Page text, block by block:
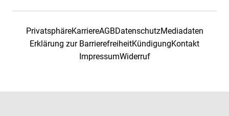
PrivatsphäreKarriereAGBDatenschutzMediadaten
Erklärung zur BarrierefreiheitKündigungKontakt
ImpressumWiderruf